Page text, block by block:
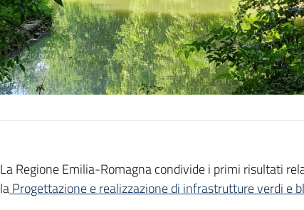
Cos'è
La Regione Emilia-Romagna condivide i primi risultati
laProgettazione e realizzazione di infrastrutture verdi e